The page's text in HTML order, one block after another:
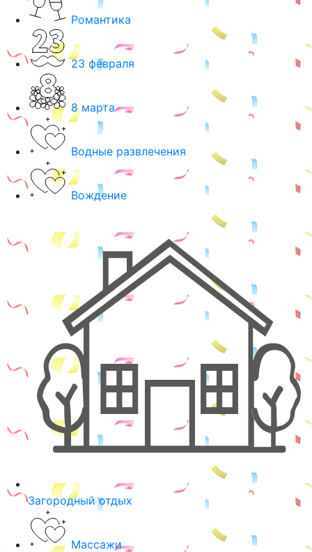
Романтика
23 февраля
8 марта
Водные развлечения
Вождение
Загородный отдых
Массажи